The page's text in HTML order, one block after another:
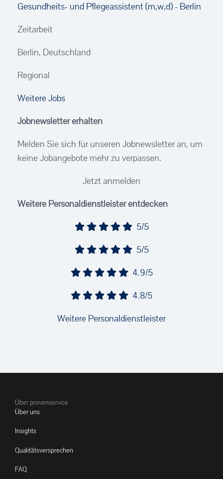
Gesundheits- und Pflegeassistent (m,w,d) - Berlin
Zeitarbeit
Berlin, Deutschland
Regional
Weitere Jobs
Jobnewsletter erhalten
Melden Sie sich für unseren Jobnewsletter an, um
keine Jobangebote mehr zu verpassen.
Jetzt anmelden
Weitere Personaldienstleister entdecken
5/5
5/5
4.9/5
4.8/5
Weitere Personaldienstleister
Über provenservice
Über uns
Insights
Qualitätsversprechen
FAQ